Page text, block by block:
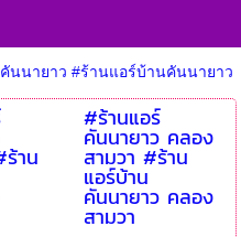
นนายาว #ร้านแอร์บ้านคันนายาว
าน
#ร้านแอร์
คันนายาว คลอง
สามวา #ร้าน
แอร์บ้าน
คันนายาว คลอง
สามวา